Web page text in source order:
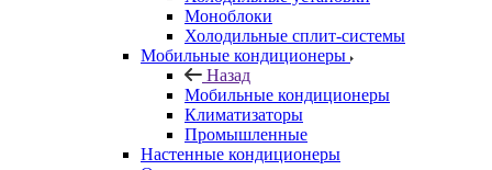
Моноблоки
Холодильные сплит-системы
Мобильные кондиционеры
Назад
Мобильные кондиционеры
Климатизаторы
Промышленные
Настенные кондиционеры